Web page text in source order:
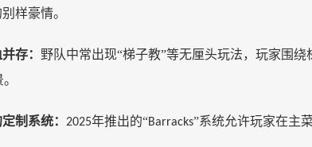
样豪情。
存： 野队中常出现“梯子教”等无厘头玩法，玩家围绕
制系统： 2025年推出的“Barracks”系统允许玩家在主